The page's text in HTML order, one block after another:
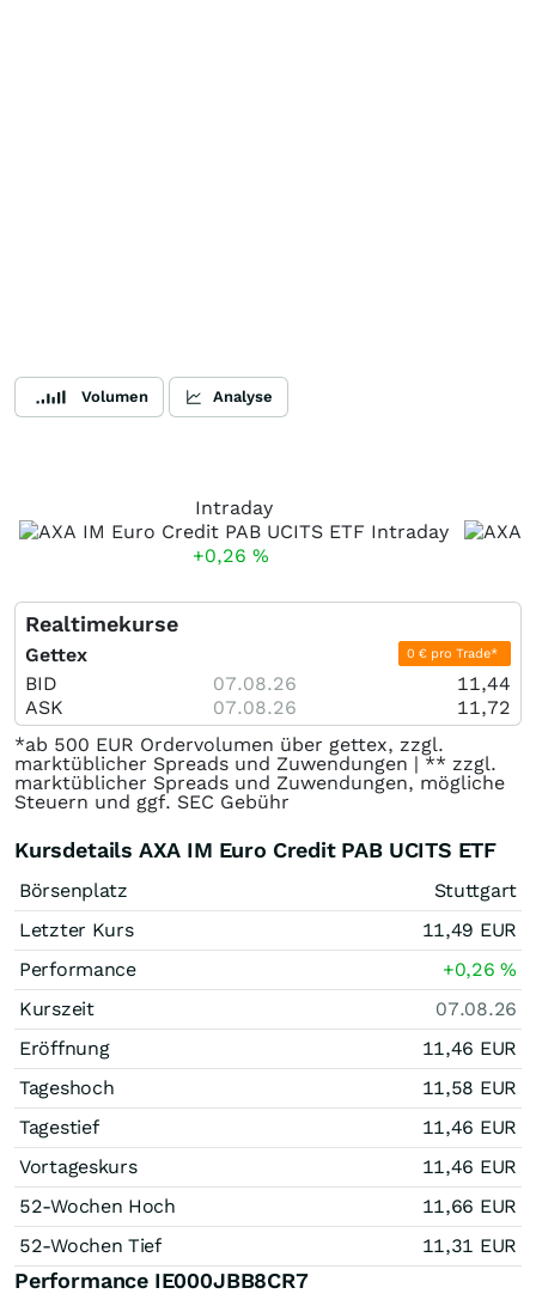
Volumen Analyse
Intraday
+0,26 %
Realtimekurse
Gettex 0 € pro Trade*
BID 07.08.26
11,44
ASK
07.08.26
11,72
*ab 500 EUR Ordervolumen über gettex, zzgl.
marktüblicher Spreads und Zuwendungen | ** zzgl.
marktüblicher Spreads und Zuwendungen, mögliche
Steuern und ggf. SEC Gebühr
Kursdetails AXA IM Euro Credit PAB UCITS ETF
Börsenplatz
Stuttgart
Letzter Kurs
11,49 EUR
Performance
+0,26%
Kurszeit
07.08.26
Eröffnung
11,46 EUR
Tageshoch
11,58 EUR
Tagestief
11,46 EUR
Vortageskurs
11,46 EUR
52-Wochen Hoch
11,66 EUR
52-Wochen Tief
11,31 EUR
Performance IE000JBB8CR7